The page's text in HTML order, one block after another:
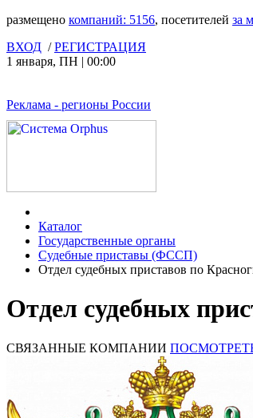
размещено компаний: 5156, посетителей за
ВХОД /РЕГИСТРАЦИЯ
1 января, ПН | 00:00
Реклама - регионы России
Каталог
Государственные органы
Судебные приставы (ФССП)
Отдел судебных приставов по
Отдел судебных
СВЯЗАННЫЕ КОМПАНИИ